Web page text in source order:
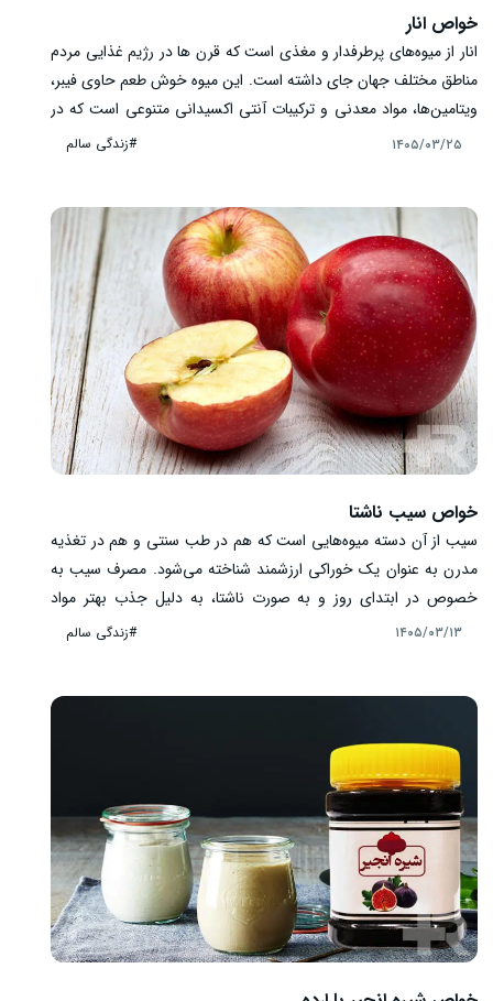
خواص انار
انار از میوه‌های پرطرفدار و مغذی است که قرن ‌ها در رژیم غذایی مردم
مناطق مختلف جهان جای داشته است. این میوه خوش ‌طعم حاوی فیبر،
ویتامین‌ها، مواد معدنی و ترکیبات آنتی‌ اکسیدانی متنوعی است که در
حفظ سلامت عمومی بدن نقش دارند. بسیاری از افراد انار را به دلیل
های سلامت نشان داده ‌اند، هرچند این میوه جایگزین درمان پزشکی یا
دارو محسوب نمی ‌شود. در ادامه با مهم ‌ترین خواص انار و نکات
مصرف آن آشنا می ‌شویم.
۱۴۰۵/۰۳/۲۵ #زندگی سالم
خواص سیب ناشتا
سیب از آن دسته میوه‌هایی است که هم در طب سنتی و هم در تغذیه
مدرن به عنوان یک خوراکی ارزشمند شناخته می‌شود. مصرف سیب به
خصوص در ابتدای روز و به صورت ناشتا، به دلیل جذب بهتر مواد
مغذی می‌تواند تأثیرات قابل توجهی بر سلامت بدن داشته باشد. این
خواص سیب ناشتا آشنا می‌شویم.
۱۴۰۵/۰۳/۱۳ #زندگی سالم